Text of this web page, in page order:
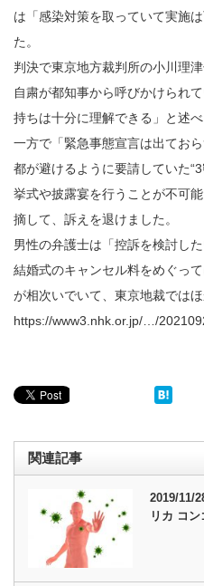
は「感染対策を取っていて実施
た。
判決で東京地方裁判所の小川理
自粛が都知事から呼びかけられ
持ちは十分に理解できる」と述べ
一方で「緊急事態宣言は出てお
都が避けるように要請していた
挙式や披露宴を行うことが不可
摘して、訴えを退けました。
男性の弁護士は「控訴を検討し
結婚式のキャンセル料をめぐっ
が相次いでいて、東京地裁では
https://www3.nhk.or.jp/…/
関連記事
2019/11/
リカ コ